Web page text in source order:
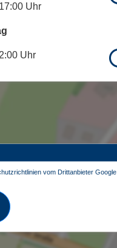
Uhr
Uhr
vom Drittanbieter Google